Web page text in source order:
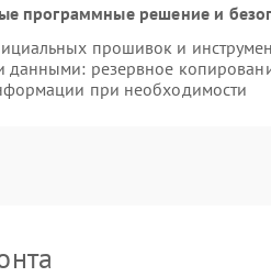
программные решение и
прошивок и
данными: резервное
при необходимости